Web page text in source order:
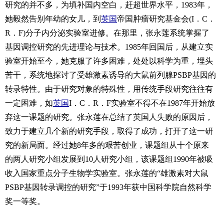
研究的并不多，为填补国内空白，赶超世界水平，1983年，
她毅然告别年幼的女儿，到 英国帝国肿瘤研究基金会(I．C．
R．F)分子内分泌实验室进修。在那里，张永莲系统掌握了
基因调控研究的先进理论与技术。1985年回国后，从建立实
验室开始至今，她克服了许多困难，处处以科学为重，埋头
苦干，系统地探讨了受雄激素诱导的大鼠前列腺PSBP基因的
转录特性。由于研究对象的特殊性，用传统手段研究往往有
一定困难，如英国I．C．R．F实验室不得不在1987年开始放
弃这一课题的研究。张永莲在总结了英国人失败的原因后，
致力于建立几个新的研究手段，取得了成功，打开了这一研
究的新局面。经过她8年多的艰苦创业，课题组从十个原来
的两人研究小组发展到10人研究小组，该课题组1990年被吸
收入国家重点分子生物学实验室。张永莲的“雄激素对大鼠
PSBP基因转录调控的研究”于1993年获中国科学院自然科学
奖一等奖。